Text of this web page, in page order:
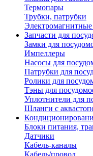
Термопары
Трубки, патрубки
Электромагнитные
Запчасти для
Замки для
Импеллеры
Насосы для
Патрубки для
Ролики для
Тэны для
Уплотнители для
Шланги с
Блоки питания,
Датчики
Кабель-каналы
Кабель/провод